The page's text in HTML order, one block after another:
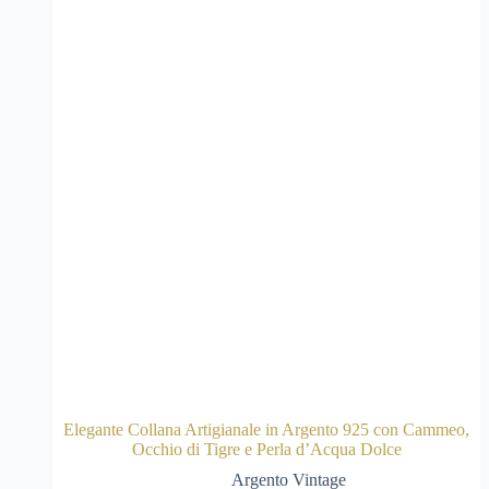
Elegante Collana Artigianale in Argento 925 con Cammeo,
Occhio di Tigre e Perla d’Acqua Dolce
Argento Vintage